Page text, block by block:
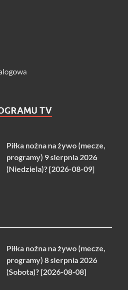
TV
Piłka nożna na żywo (mecze,
programy) 9 sierpnia 2026
(Niedziela)? [2026-08-09]
Piłka nożna na żywo (mecze,
programy) 8 sierpnia 2026
(Sobota)? [2026-08-08]